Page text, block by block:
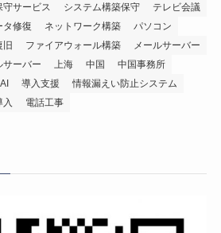
守サービス システム構築保守
テレビ会議
タ修復 ネットワーク構築
パソコン
旧 ファイアウォール構築
メールサーバー
サーバー 上海 中国
中国事務所
導入支援
情報漏えい防止システム
電話工事